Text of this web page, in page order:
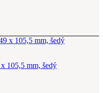
105,5 mm, šedý